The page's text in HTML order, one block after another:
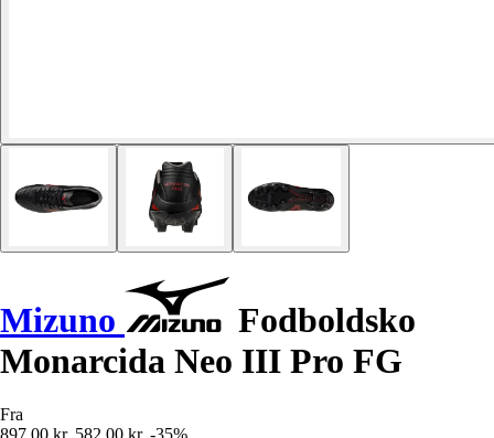
Mizuno
Fodboldsko
Monarcida Neo III Pro FG
Fra